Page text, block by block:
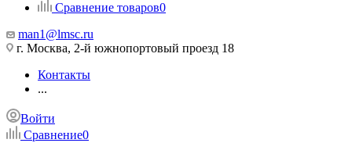
Сравнение товаров0
man1@lmsc.ru
г. Москва, 2-й южнопортовый проезд 18
Контакты
...
Войти
Сравнение0